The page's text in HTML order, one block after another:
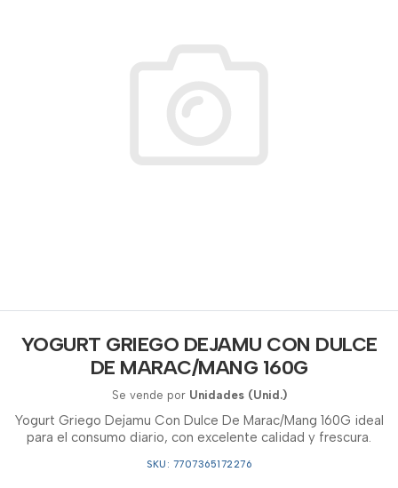
YOGURT GRIEGO DEJAMU CON DULCE
DE MARAC/MANG 160G
Se vende por Unidades (Unid.)
Yogurt Griego Dejamu Con Dulce De Marac/Mang 160G ideal
para el consumo diario, con excelente calidad y frescura.
SKU: 7707365172276